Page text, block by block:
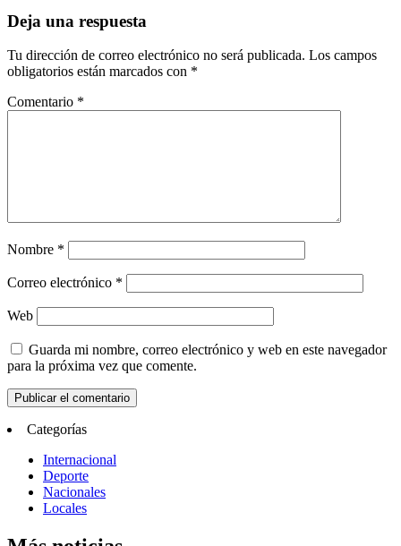
Deja una respuesta
Tu dirección de correo electrónico no será publicada. Los campos
obligatorios están marcados con *
Comentario *
Nombre *
Correo electrónico *
Web
Guarda mi nombre, correo electrónico y web en este navegador
para la próxima vez que comente.
Categorías
Internacional
Deporte
Nacionales
Locales